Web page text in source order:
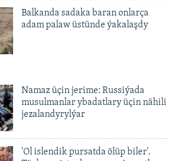
Balkanda sadaka baran onlarça
adam palaw üstünde ýakalaşdy
Namaz üçin jerime: Russiýada
musulmanlar ybadatlary üçin nähili
jezalandyrylýar
'Ol islendik pursatda ölüp biler'.